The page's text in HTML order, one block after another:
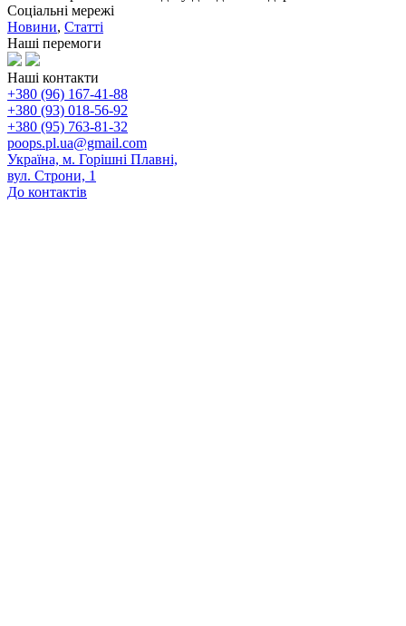
Соціальні мережі
Новини, Статті
Наші перемоги
Наші контакти
+380 (96) 167-41-88
+380 (93) 018-56-92
+380 (95) 763-81-32
poops.pl.ua@gmail.com
Україна, м. Горішні Плавні,
вул. Строни, 1
До контактів